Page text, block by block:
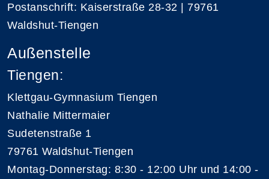
Postanschrift: Kaiserstraße 28-32 | 79761
Waldshut-Tiengen
Außenstelle
Tiengen:
Klettgau-Gymnasium Tiengen
Nathalie Mittermaier
Sudetenstraße 1
79761 Waldshut-Tiengen
Montag-Donnerstag: 8:30 - 12:00 Uhr und 14:00 -